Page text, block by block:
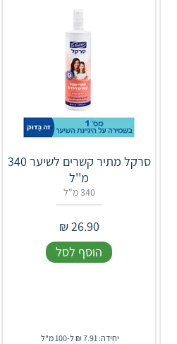
‎סרקל מתיר קשרים לשיער 340
מ''ל
340 מ"ל
26.90
₪
הוסף לסל
יחידה: 7.91 ₪ ל-100 מ"ל